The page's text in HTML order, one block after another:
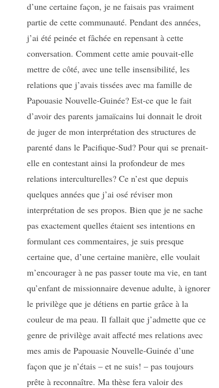
d’une certaine façon, je ne faisais pas vraiment
partie de cette communauté. Pendant des années,
j’ai été peinée et fâchée en repensant à cette
conversation. Comment cette amie pouvait-elle
mettre de côté, avec une telle insensibilité, les
relations que j’avais tissées avec ma famille de
Papouasie Nouvelle-Guinée? Est-ce que le fait
d’avoir des parents jamaïcains lui donnait le droit
de juger de mon interprétation des structures de
parenté dans le Pacifique-Sud? Pour qui se prenait-
elle en contestant ainsi la profondeur de mes
relations interculturelles? Ce n’est que depuis
quelques années que j’ai osé réviser mon
interprétation de ses propos. Bien que je ne sache
pas exactement quelles étaient ses intentions en
formulant ces commentaires, je suis presque
certaine que, d’une certaine manière, elle voulait
m’encourager à ne pas passer toute ma vie, en tant
qu’enfant de missionnaire devenue adulte, à ignorer
le privilège que je détiens en partie grâce à la
couleur de ma peau. Il fallait que j’admette que ce
genre de privilège avait affecté mes relations avec
mes amis de Papouasie Nouvelle-Guinée d’une
façon que je n’étais – et ne suis! – pas toujours
prête à reconnaître. Ma thèse fera valoir des